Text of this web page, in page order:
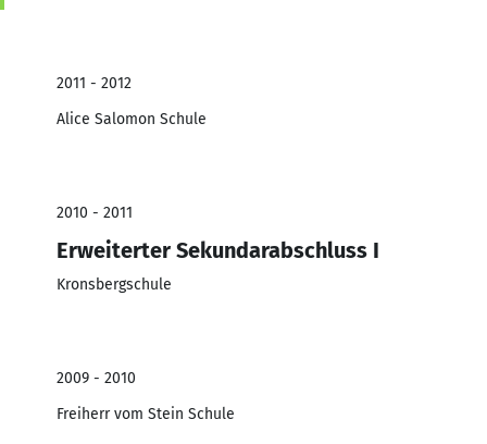
2011 - 2012
Alice Salomon Schule
2010 - 2011
Erweiterter Sekundarabschluss I
Kronsbergschule
2009 - 2010
Freiherr vom Stein Schule